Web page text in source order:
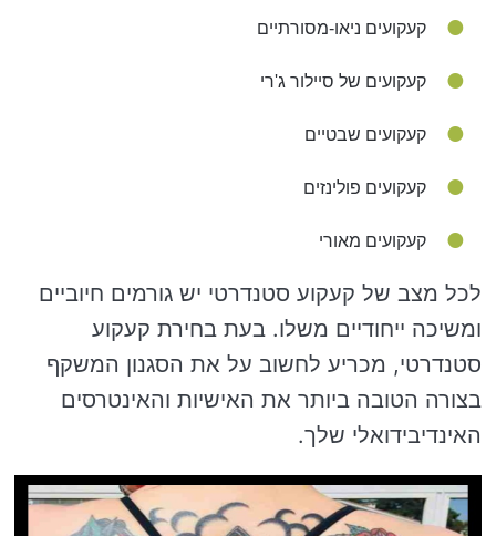
קעקועים ניאו-מסורתיים
קעקועים של סיילור ג'רי
קעקועים שבטיים
קעקועים פולינזים
קעקועים מאורי
לכל מצב של קעקוע סטנדרטי יש גורמים חיוביים
ומשיכה ייחודיים משלו. בעת בחירת קעקוע
סטנדרטי, מכריע לחשוב על את הסגנון המשקף
בצורה הטובה ביותר את האישיות והאינטרסים
האינדיבידואלי שלך.